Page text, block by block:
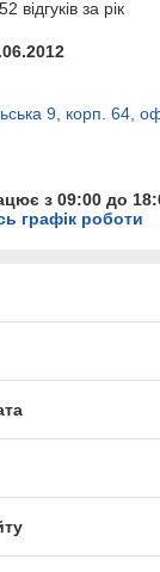
відгуків за рік
9, корп. 64,
з 09:00 до
графік роботи